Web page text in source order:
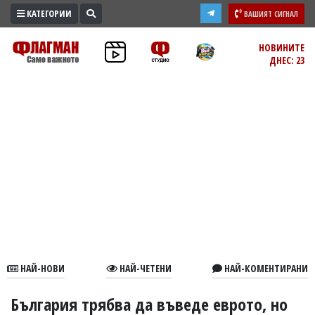
ПРОМО
ЗОНА
В
КАТЕГОРИИ ВАШИЯТ СИГНАЛ
НОВИНИТЕ
ДНЕС: 23
НАЙ-НОВИ НАЙ-ЧЕТЕНИ НАЙ-КОМЕНТИРАНИ
България трябва да въведе еврото, но